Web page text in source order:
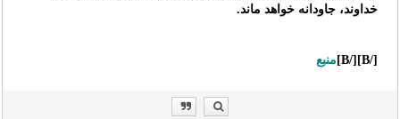
خداوند، جاودانه خواهد ماند.
[/B][/B] منبع